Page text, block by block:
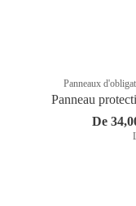
Panneaux
Panneau
De